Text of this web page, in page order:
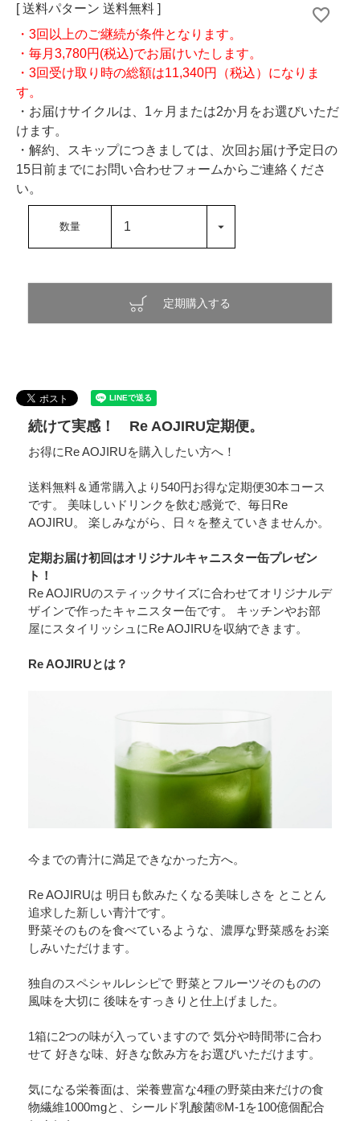
送料パターン 送料無料
・3回以上のご継続が条件となります。
・毎月3,780円(税込)でお届けいたします。
・3回受け取り時の総額は11,340円（税込）になりま
す。
・お届けサイクルは、1ヶ月または2か月をお選びいただ
けます。
・解約、スキップにつきましては、次回お届け予定日の
15日前までにお問い合わせフォームからご連絡くださ
い。
定期購入する
続けて実感！ Re AOJIRU定期便。
お得にRe AOJIRUを購入したい方へ！
送料無料＆通常購入より540円お得な定期便30本コース
です。 美味しいドリンクを飲む感覚で、毎日Re
AOJIRU。 楽しみながら、日々を整えていきませんか。
定期お届け初回はオリジナルキャニスター缶プレゼン
ト！
Re AOJIRUのスティックサイズに合わせてオリジナルデ
ザインで作ったキャニスター缶です。 キッチンやお部
屋にスタイリッシュにRe AOJIRUを収納できます。
Re AOJIRUとは？
今までの青汁に満足できなかった方へ。
Re AOJIRUは 明日も飲みたくなる美味しさを とことん
追求した新しい青汁です。
野菜そのものを食べているような、濃厚な野菜感をお楽
しみいただけます。
独自のスペシャルレシピで 野菜とフルーツそのものの
風味を大切に 後味をすっきりと仕上げました。
1箱に2つの味が入っていますので 気分や時間帯に合わ
せて 好きな味、好きな飲み方をお選びいただけます。
気になる栄養面は、栄養豊富な4種の野菜由来だけの食
物繊維1000mgと、シールド乳酸菌®M-1を100億個配合